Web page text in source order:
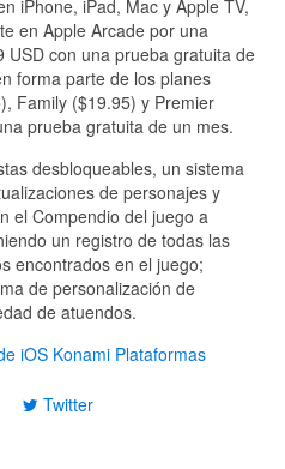
iPhone, iPad, Mac y Apple TV,
en Apple Arcade por una
USD con una prueba gratuita de
forma parte de los planes
Family ($19.95) y Premier
prueba gratuita de un mes.
desbloqueables, un sistema
de personajes y
el Compendio del juego a
un registro de todas las
encontrados en el juego;
de personalización de
de atuendos.
iOS Konami Plataformas
Twitter